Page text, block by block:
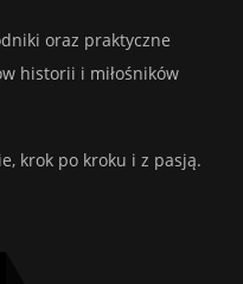
oraz praktyczne
historii i miłośników
krok po kroku i z pasją.